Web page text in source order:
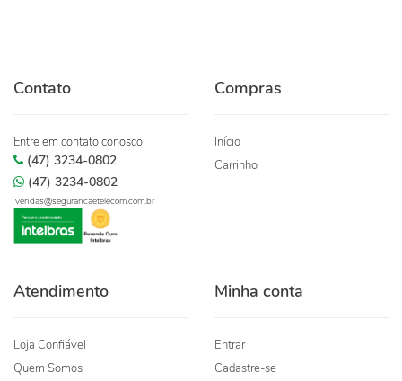
Contato
Entre em contato conosco
(47) 3234-0802
(47) 3234-0802
vendas@segurancaetelecom.com.br
Compras
Início
Carrinho
Atendimento
Loja Confiável
Quem Somos
Minha conta
Entrar
Cadastre-se